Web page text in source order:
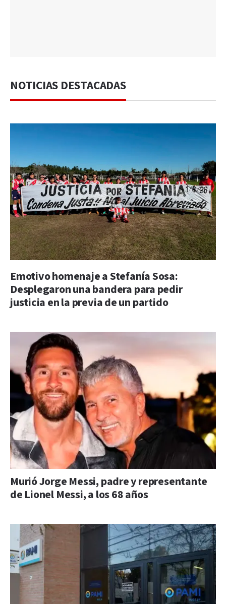
NOTICIAS DESTACADAS
Emotivo homenaje a Stefanía Sosa:
Desplegaron una bandera para pedir
justicia en la previa de un partido
Murió Jorge Messi, padre y representante
de Lionel Messi, a los 68 años